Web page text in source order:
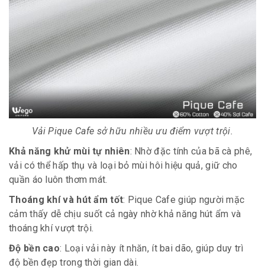
Vải Pique Cafe sở hữu nhiều ưu điểm vượt trội.
Khả năng khử mùi tự nhiên: Nhờ đặc tính của bã cà phê,
vải có thể hấp thụ và loại bỏ mùi hôi hiệu quả, giữ cho
quần áo luôn thơm mát.
Thoáng khí và hút ẩm tốt: Pique Cafe giúp người mặc
cảm thấy dễ chịu suốt cả ngày nhờ khả năng hút ẩm và
thoáng khí vượt trội.
Độ bền cao: Loại vải này ít nhăn, ít bai dão, giúp duy trì
độ bền đẹp trong thời gian dài.